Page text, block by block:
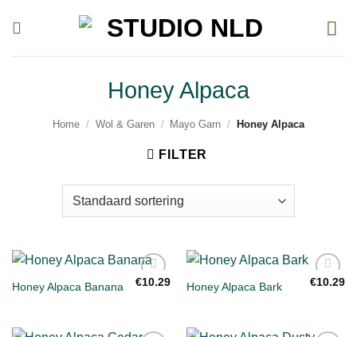
Honey Alpaca
Home / Wol & Garen / Mayo Garn / Honey Alpaca
FILTER
Toevoegen
Honey Alpaca Banana €10.29
Toevoegen
Honey Alpaca Bark €10.29